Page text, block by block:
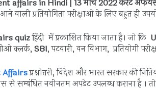
affairs in Hindi 13 मार्च2022 करेंट
वाली प्रतियोगिता परीक्षाओ के लिए बहुत ही
quizहिंदी में प्रकाशित किया जाता है। जो कि
क्लर्क, SBI, पटवारी, वन विभाग, प्रतियोगी
प्रश्नोत्तरी, विदेश और भारत सरकार की
से सम्बंधित नवीनतम अपडेट उपलब्ध कराना है ।